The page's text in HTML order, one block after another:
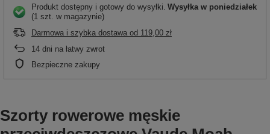
Produkt dostępny i gotowy do wysyłki Wysyłka w poniedziałek
(1 szt. w magazynie)
Darmowa i szybka dostawa od 119,00 zł
14 dni na łatwy zwrot
Bezpieczne zakupy
Szorty rowerowe męskie